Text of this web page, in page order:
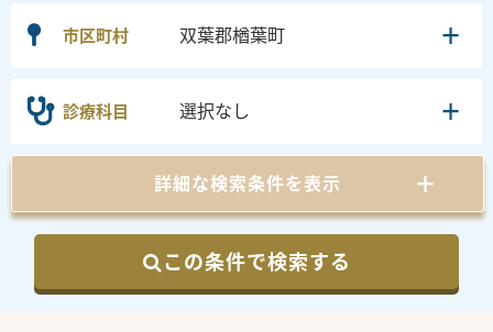
市区町村 双葉郡楢葉町
診療科目 選択なし
詳細な検索条件を表示
この条件で検索する